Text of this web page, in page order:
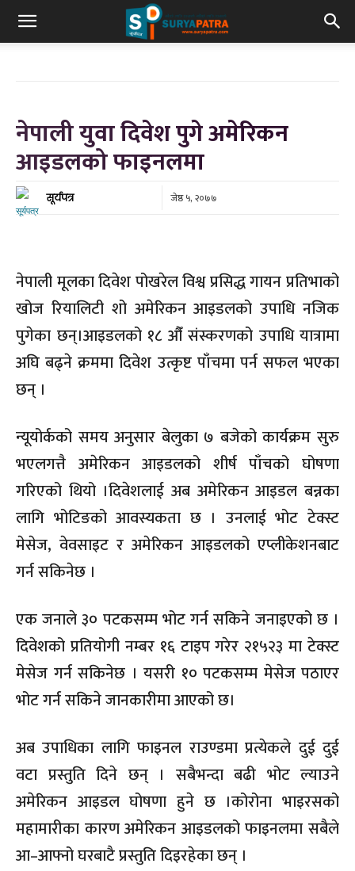
नेपाली युवा दिवेश पुगे अमेरिकन
आइडलको फाइनलमा
सूर्यपत्र जेष्ठ ५, २०७७
नेपाली मूलका दिवेश पोखरेल विश्व प्रसिद्ध गायन प्रतिभाको
खोज रियालिटी शो अमेरिकन आइडलको उपाधि नजिक
पुगेका छन्।आइडलको १८ औँ संस्करणको उपाधि यात्रामा
अघि बढ्ने क्रममा दिवेश उत्कृष्ट पाँचमा पर्न सफल भएका
छन् ।
न्यूयोर्कको समय अनुसार बेलुका ७ बजेको कार्यक्रम सुरु
भएलगत्तै अमेरिकन आइडलको शीर्ष पाँचको घोषणा
गरिएको थियो ।दिवेशलाई अब अमेरिकन आइडल बन्नका
लागि भोटिङको आवस्यकता छ । उनलाई भोट टेक्स्ट
मेसेज, वेवसाइट र अमेरिकन आइडलको एप्लीकेशनबाट
गर्न सकिनेछ ।
एक जनाले ३० पटकसम्म भोट गर्न सकिने जनाइएको छ ।
दिवेशको प्रतियोगी नम्बर १६ टाइप गरेर २१५२३ मा टेक्स्ट
मेसेज गर्न सकिनेछ । यसरी १० पटकसम्म मेसेज पठाएर
भोट गर्न सकिने जानकारीमा आएको छ।
अब उपाधिका लागि फाइनल राउण्डमा प्रत्येकले दुई दुई
वटा प्रस्तुति दिने छन् । सबैभन्दा बढी भोट ल्याउने
अमेरिकन आइडल घोषणा हुने छ ।कोरोना भाइरसको
महामारीका कारण अमेरिकन आइडलको फाइनलमा सबैले
आ–आफ्नो घरबाटै प्रस्तुति दिइरहेका छन् ।